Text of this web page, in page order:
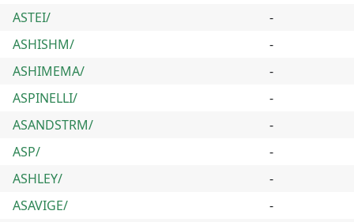
ASTEI/
-
ASHISHM/
-
ASHIMEMA/
-
ASPINELLI/
-
ASANDSTRM/
-
ASP/
-
ASHLEY/
-
ASAVIGE/
-